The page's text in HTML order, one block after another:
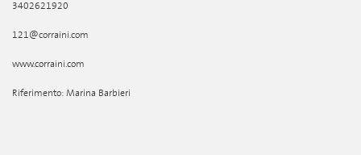
3402621920
121@corraini.com
www.corraini.com
Riferimento: Marina Barbieri